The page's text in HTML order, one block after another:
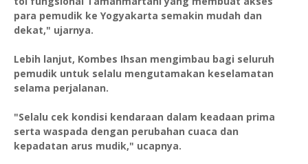
para pemudik ke Yogyakarta semakin mudah dan
dekat," ujarnya.
Lebih lanjut, Kombes Ihsan mengimbau bagi seluruh
pemudik untuk selalu mengutamakan keselamatan
selama perjalanan.
"Selalu cek kondisi kendaraan dalam keadaan prima
serta waspada dengan perubahan cuaca dan
kepadatan arus mudik," ucapnya.